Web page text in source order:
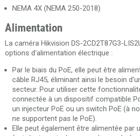
NEMA 4X (NEMA 250-2018)
Alimentation
La caméra Hikvision DS-2CD2T87G3-
options d'alimentation électrique :
Par le biais du PoE, elle peut être
câble RJ45, éliminant ainsi le besoin
secteur. Pour utiliser cette
connectée à un dispositif compatible
un injecteur PoE ou un switch PoE (à
ne supportent pas le PoE).
Elle peut également être alimentée par